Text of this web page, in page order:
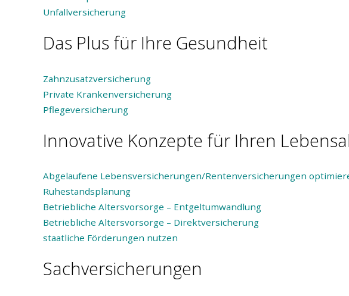
Unfallversicherung
Das Plus für Ihre Gesundheit
Zahnzusatzversicherung
Private Krankenversicherung
Pflegeversicherung
Innovative Konzepte für Ihren
Abgelaufene Lebensversicherungen/Rentenversicherungen
Ruhestandsplanung
Betriebliche Altersvorsorge – Entgeltumwandlung
Betriebliche Altersvorsorge – Direktversicherung
staatliche Förderungen nutzen
Sachversicherungen